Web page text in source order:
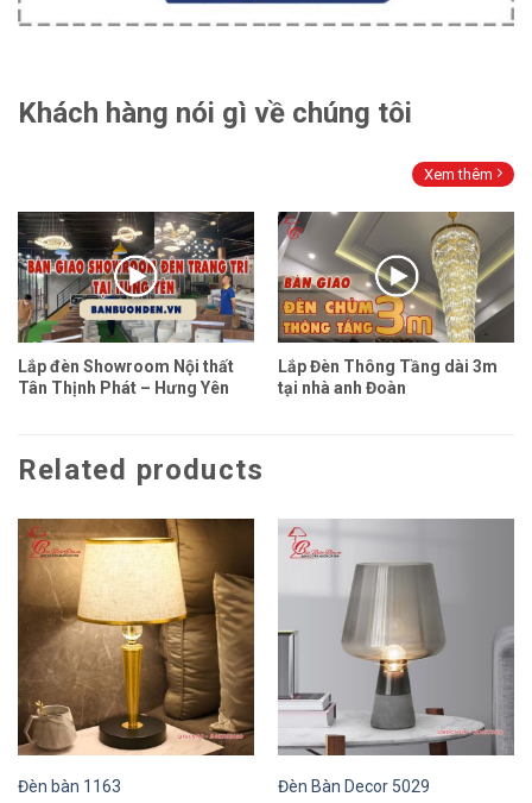
Khách hàng nói gì về chúng tôi
Xem thêm
Lắp đèn Showroom Nội thất
Tân Thịnh Phát – Hưng Yên
Lắp Đèn Thông Tầng dài 3m
tại nhà anh Đoàn
Related products
Đèn bàn 1163
Đèn Bàn Decor 5029